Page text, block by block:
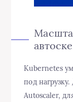
Kubernetes
под
Autoscaler,